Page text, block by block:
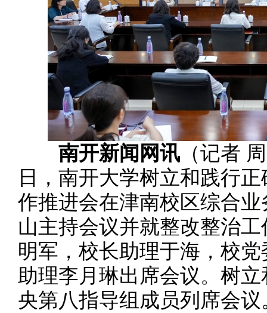
南开新闻网讯 （记者
日，南开大学树立和践行
作推进会在津南校区综合
山主持会议并就整改整治
明军，校长助理于海，校
助理李月琳出席会议。树
央第八指导组成员列席会